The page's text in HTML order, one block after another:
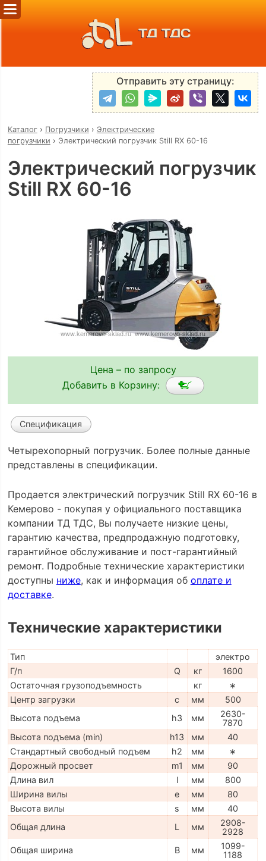
ТД ТДС
Отправить эту страницу:
Каталог› Погрузчики › Электрические
погрузчики › Электрический погрузчик Still RX 60-16
Электрический погрузчик
Still RX 60-16
Цена – по запросу
Добавить в Корзину:
Спецификация
Четырехопорный погрузчик. Более полные данные
представлены в спецификации.
Продается электрический погрузчик Still RX 60-16 в
Кемерово - покупая у официального поставщика
компании ТД ТДС, Вы получаете низкие цены,
гарантию качества, предпродажную подготовку,
гарантийное обслуживание и пост-гарантийный
ремонт. Подробные технические характеристики
доступны ниже, как и информация об оплате и
доставке.
Технические характеристики
Тип
электро
Г/п
Q кг
1600
Остаточная грузоподъемность
кг
∗
Центр загрузки
c мм
500
Высота подъема
h3 мм
2630-
7870
Высота подъема (min)
h13 мм
40
Стандартный свободный подъем
h2 мм
∗
Дорожный просвет
m1 мм
90
Длина вил
l мм
800
Ширина вилы
e мм
80
Высота вилы
s мм
40
Общая длина
L мм
2908-
2928
Общая ширина
B мм
1099-
1188